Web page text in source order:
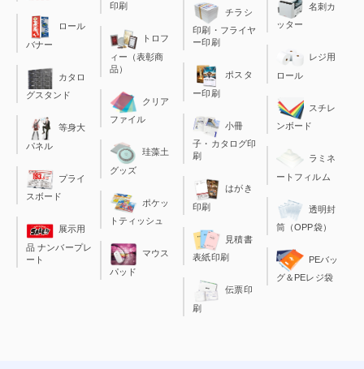
ロール
バナー
カタロ
グスタンド
等身大
パネル
プライ
スボード
展示用
品 ナンバープレ
ート
印刷
トロフ
ィー（表彰商
品）
クリア
ファイル
珪藻土
グッズ
ポケッ
トティッシュ
マウス
パッド
チラシ
印刷・フライヤ
ー印刷
ポスタ
ー印刷
小冊
子・カタログ印
刷
はがき
印刷
見積書
表紙印刷
伝票印
刷
名刺カ
ッター
レジ用
ロール
スチレ
ンボード
ラミネ
ートフィルム
透明封
筒（OPP袋）
PEバッ
グ＆PEレジ袋